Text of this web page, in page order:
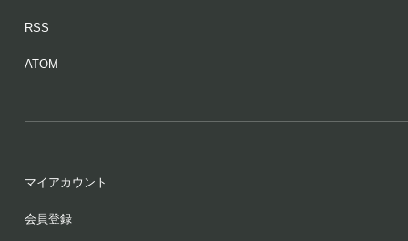
RSS
ATOM
マイアカウント
会員登録